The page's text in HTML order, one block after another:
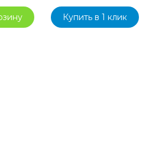
цена
цена:
Купить в 1 клик